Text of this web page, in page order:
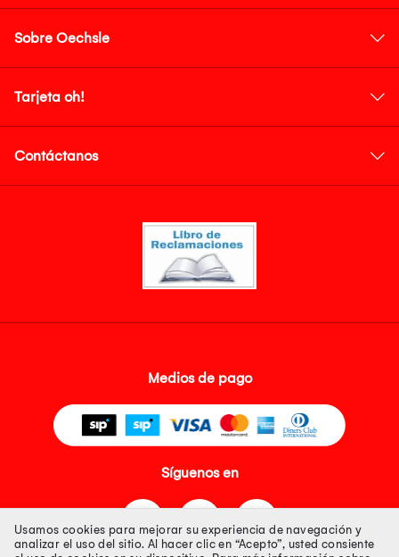
Sobre Oechsle
Tarjeta oh!
Contáctanos
Medios de pago
Síguenos en
Usamos cookies para mejorar su experiencia de navegación y
analizar el uso del sitio. Al hacer clic en “Acepto”, usted consiente